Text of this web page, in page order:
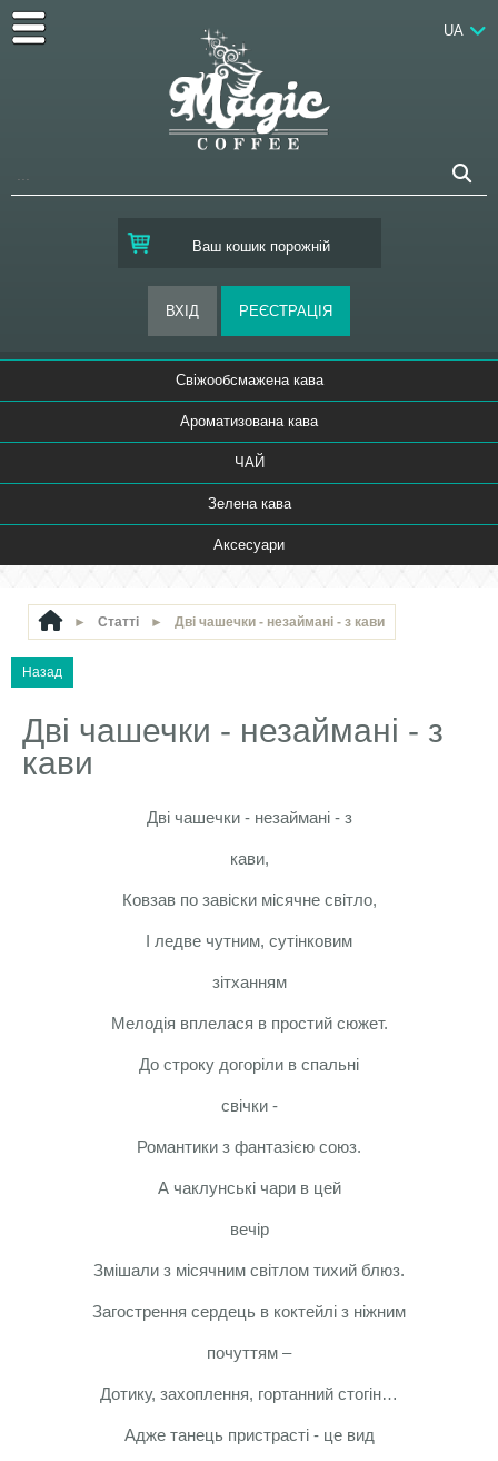
Ваш кошик порожній
UA
Свіжообсмажена кава
Ароматизована кава
ЧАЙ
Зелена кава
Аксесуари
► Статті ► Дві чашечки - незаймані - з кави
Дві чашечки - незаймані - з
кави
Дві чашечки - незаймані - з
кави,
Ковзав по завіски місячне світло,
І ледве чутним, сутінковим
зітханням
Мелодія вплелася в простий сюжет.
До строку догоріли в спальні
свічки -
Романтики з фантазією союз.
А чаклунські чари в цей
вечір
Змішали з місячним світлом тихий блюз.
Загострення сердець в коктейлі з ніжним
почуттям –
Дотику, захоплення, гортанний стогін…
Адже танець пристрасті - це вид